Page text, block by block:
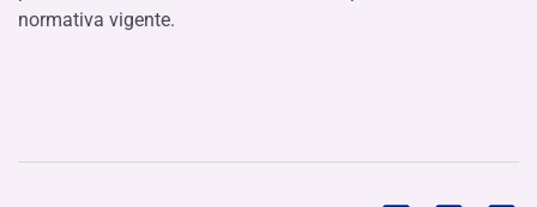
normativa vigente.